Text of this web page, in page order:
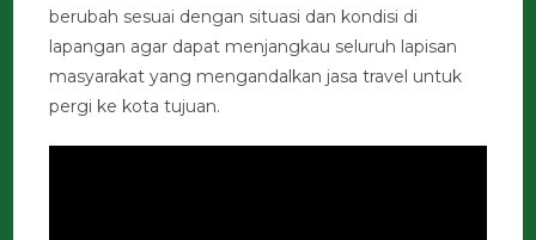
berubah sesuai dengan situasi dan kondisi di
lapangan agar dapat menjangkau seluruh lapisan
masyarakat yang mengandalkan jasa travel untuk
pergi ke kota tujuan.